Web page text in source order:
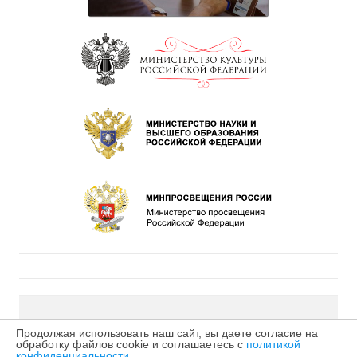
Кирова
Продолжая использовать наш сайт, вы даете согласие на
обработку файлов cookie и соглашаетесь с политикой